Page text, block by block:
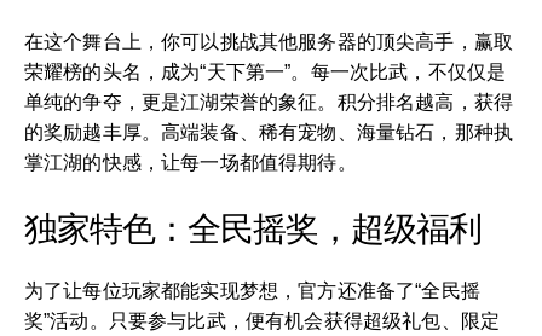
在这个舞台上，你可以挑战其他服务器的顶尖高手，赢取
荣耀榜的头名，成为“天下第一”。每一次比武，不仅仅是
单纯的争夺，更是江湖荣誉的象征。积分排名越高，获得
的奖励越丰厚。高端装备、稀有宠物、海量钻石，那种执
掌江湖的快感，让每一场都值得期待。
独家特色：全民摇奖，超级福利
为了让每位玩家都能实现梦想，官方还准备了“全民摇
奖”活动。只要参与比武，便有机会获得超级礼包、限定